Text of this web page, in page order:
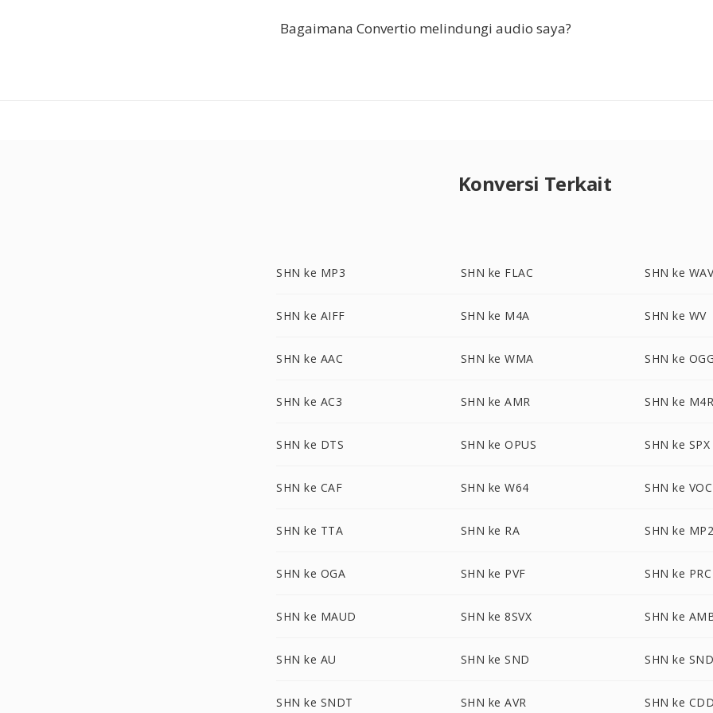
Bagaimana Convertio melindungi audio saya?
Konversi Terkait
SHN ke MP3 SHN ke FLAC SHN ke
SHN ke AIFF SHN ke M4A SHN ke WV
SHN ke AAC SHN ke WMA SHN ke
SHN ke AC3 SHN ke AMR SHN ke
SHN ke DTS SHN ke OPUS SHN ke SPX
SHN ke CAF SHN ke W64 SHN ke VOC
SHN ke TTA SHN ke RA SHN ke
SHN ke OGA SHN ke PVF SHN ke PRC
SHN ke MAUD SHN ke 8SVX SHN ke
SHN ke AU SHN ke SND SHN ke
SHN ke SNDT SHN ke AVR SHN ke